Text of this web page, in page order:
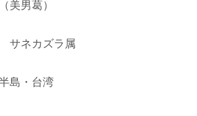
美男葛）
サネカズラ属
島・台湾